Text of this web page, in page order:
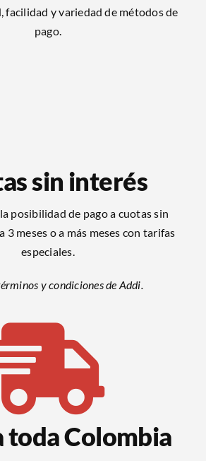
facilidad y variedad de métodos de
pago.
sin interés
posibilidad de pago a cuotas sin
3 meses o a más meses con tarifas
especiales.
y condiciones de Addi.
toda Colombia